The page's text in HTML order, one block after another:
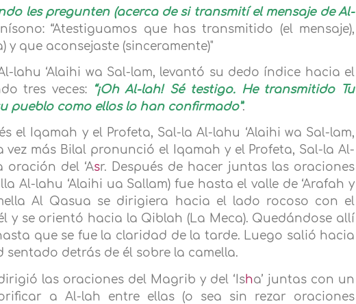
les pregunten (acerca de si transmití el mensaje de Al-
“Atestiguamos que has transmitido (el mensaje),
que aconsejaste (sinceramente)"
lahu ‘Alaihi wa Sal-lam, levantó su dedo índice hacia el
tres veces:
“¡Oh Al-lah! Sé testigo. He transmitido Tu
pueblo como ellos lo han confirmado”.
el Iqamah y el Profeta, Sal-la Al-lahu ‘Alaihi wa Sal-lam,
vez más Bilal pronunció el Iqamah y el Profeta, Sal-la Al-
oración del ‘Asr. Después de hacer juntas las oraciones
Al-lahu ‘Alaihi ua Sallam) fue hasta el valle de ‘Arafah y
Al Qasua se dirigiera hacia el lado rocoso con el
y se orientó hacia la Qiblah (La Meca). Quedándose allí
que se fue la claridad de la tarde. Luego salió hacia
sentado detrás de él sobre la camella.
las oraciones del Magrib y del ‘Isha’ juntas con un
a Al-lah entre ellas (o sea sin rezar oraciones